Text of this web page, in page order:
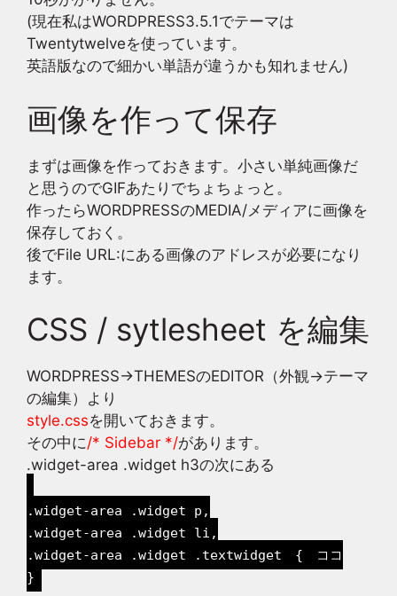
(現在私はWORDPRESS3.5.1でテーマは
Twentytwelveを使っています。
英語版なので細かい単語が違うかも知れません)
画像を作って保存
まずは画像を作っておきます。小さい単純画像だ
と思うのでGIFあたりでちょちょっと。
作ったらWORDPRESSのMEDIA/メディアに画像を
保存しておく。
後でFile URL:にある画像のアドレスが必要になり
ます。
CSS / sytlesheet を編集
WORDPRESS→THEMESのEDITOR（外観→テーマ
の編集）より
style.cssを開いておきます。
その中に/* Sidebar */があります。
.widget-area .widget h3の次にある
.widget-area .widget p,
.widget-area .widget li,
.widget-area .widget .textwidget { ココ
}